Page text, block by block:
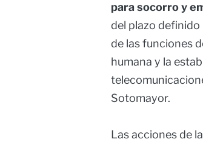
para socorro y
del plazo
de las funciones
humana y la
Sotomayor.
Las acciones de